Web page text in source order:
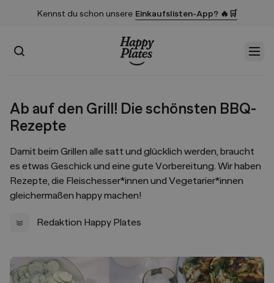
Kennst du schon unsere Einkaufslisten-App? 🔥🛒
Suchen
Ab auf den Grill! Die schönsten BBQ-
Rezepte
Damit beim Grillen alle satt und glücklich werden, braucht
es etwas Geschick und eine gute Vorbereitung. Wir haben
Rezepte, die Fleischesser*innen und Vegetarier*innen
gleichermaßen happy machen!
Redaktion Happy Plates